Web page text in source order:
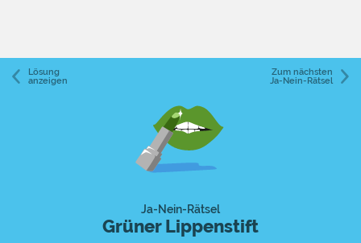
Lösung
anzeigen
Zum nächsten
Ja-Nein-Rätsel
Ja-Nein-Rätsel
Grüner Lippenstift